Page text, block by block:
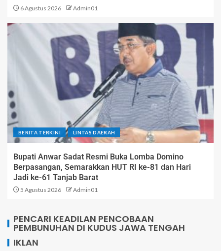
6 Agustus 2026 Admin01
BERITA TERKINI LINTAS DAERAH
Bupati Anwar Sadat Resmi Buka Lomba Domino
Berpasangan, Semarakkan HUT RI ke-81 dan Hari
Jadi ke-61 Tanjab Barat
5 Agustus 2026 Admin01
PENCARI KEADILAN PENCOBAAN
PEMBUNUHAN DI KUDUS JAWA TENGAH
IKLAN